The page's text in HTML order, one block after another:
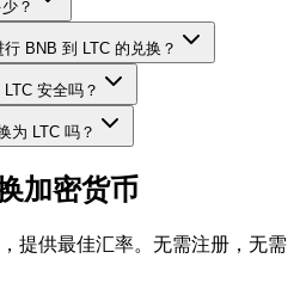
？
BNB 到 LTC 的兑换？
安全吗？
为 LTC 吗？
加密货币
提供最佳汇率。无需注册，无需